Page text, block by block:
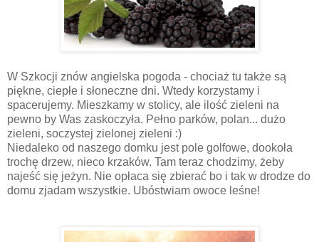
W Szkocji znów angielska pogoda - chociaż tu także są
piękne, ciepłe i słoneczne dni. Wtedy korzystamy i
spacerujemy. Mieszkamy w stolicy, ale ilość zieleni na
pewno by Was zaskoczyła. Pełno parków, polan... dużo
zieleni, soczystej zielonej zieleni :)
Niedaleko od naszego domku jest pole golfowe, dookoła
trochę drzew, nieco krzaków. Tam teraz chodzimy, żeby
najeść się jeżyn. Nie opłaca się zbierać bo i tak w drodze do
domu zjadam wszystkie. Ubóstwiam owoce leśne!